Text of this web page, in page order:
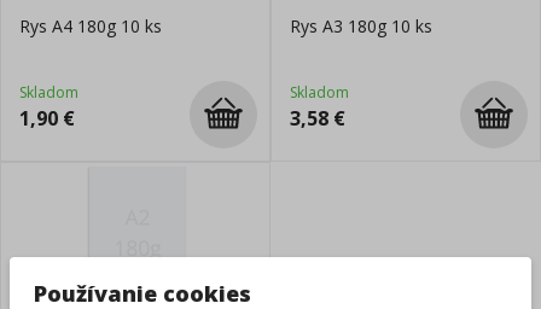
Rys A4 180g 10 ks
Skladom
1,90 €
Rys A3 180g 10 ks
Skladom
3,58 €
Používanie cookies